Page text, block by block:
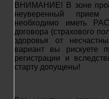
ВНИМАНИЕ! В зоне
неуверенный прием
необходимо иметь
договора (страхового
здоровья от
вариант вы рискуете
регистрации и
старту допущены!